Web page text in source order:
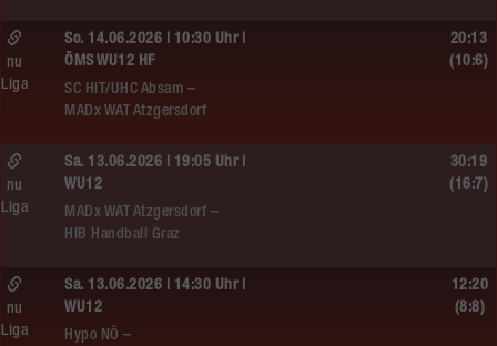
So. 14.06.2026 | 10:30 Uhr |
ÖMS WU12 HF
SC HIT/UHC Absam –
MADx WAT Atzgersdorf
nu
Liga
20:13
(10:6)
Sa. 13.06.2026 | 19:05 Uhr |
WU12
MADx WAT Atzgersdorf –
HIB Handball Graz
nu
Liga
30:19
(16:7)
Sa. 13.06.2026 | 14:30 Uhr |
WU12
Hypo NÖ –
nu
Liga
12:20
(8:8)